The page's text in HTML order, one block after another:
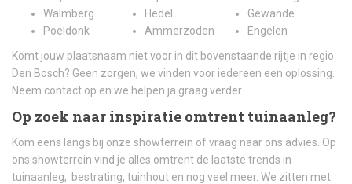
Walmberg
Poeldonk
Hedel
Ammerzoden
Gewande
Engelen
Komt jouw plaatsnaam niet voor in dit bovenstaande rijtje in regio
Den Bosch? Geen zorgen, we vinden voor iedereen een oplossing.
Neem contact op en we helpen ja graag verder.
Op zoek naar inspiratie omtrent tuinaanleg?
Kom eens langs bij onze showterrein of vraag naar ons advies. Op
ons showterrein vind je alles omtrent de laatste trends in
tuinaanleg, bestrating, tuinhout en nog veel meer. We zitten met